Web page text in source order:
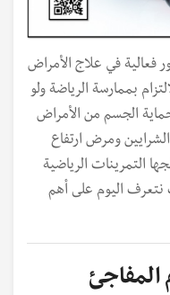
فعالية في علاج الأمراض
بممارسة الرياضة ولو
الجسم من الأمراض
ومرض ارتفاع
التمرينات الرياضية
اليوم على أهم
المفاجئ